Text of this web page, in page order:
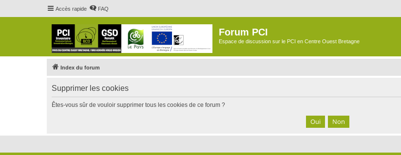
Accès rapide FAQ
Forum PCI
Espace de discussion sur le PCI en Centre Ouest Bretagne
Index du forum
Supprimer les cookies
Êtes-vous sûr de vouloir supprimer tous les cookies de ce forum ?